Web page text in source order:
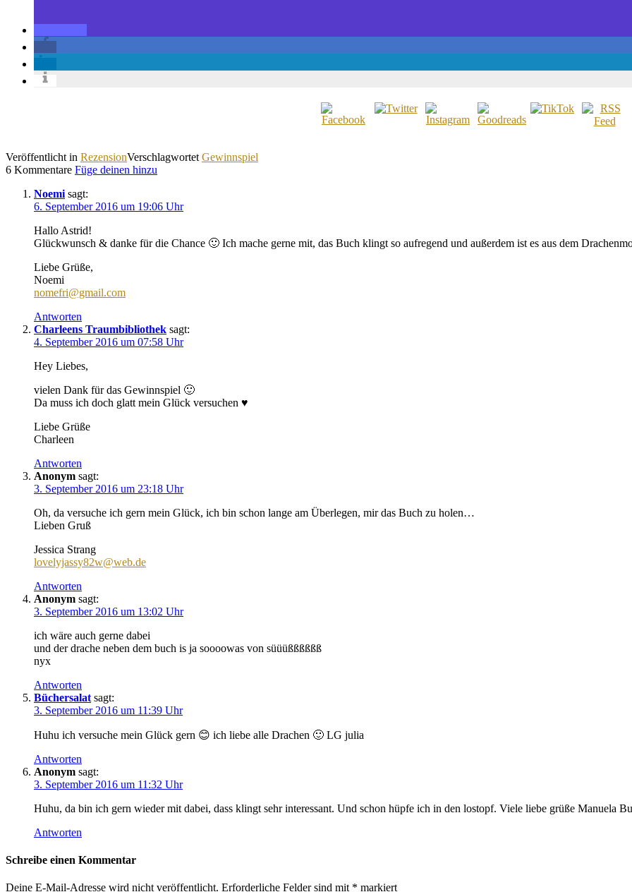
Veröffentlicht in RezensionVerschlagwortet Gewinnspiel
6 Kommentare Füge deinen hinzu
Noemi sagt:
6. September 2016 um 19:06 Uhr
Hallo Astrid!
Glückwunsch & danke für die Chance 🙂 Ich mache gerne mit, das Buch klingt so aufregend und außerdem ist es aus dem
Liebe Grüße,
Noemi
nomefri@gmail.com
Antworten
Charleens Traumbibliothek sagt:
4. September 2016 um 07:58 Uhr
Hey Liebes,
vielen Dank für das Gewinnspiel 🙂
Da muss ich doch glatt mein Glück versuchen ♥
Liebe Grüße
Charleen
Antworten
Anonym sagt:
3. September 2016 um 23:18 Uhr
Oh, da versuche ich gern mein Glück, ich bin schon lange am Überlegen, mir das Buch zu holen…
Lieben Gruß
Jessica Strang
lovelyjassy82w@web.de
Antworten
Anonym sagt:
3. September 2016 um 13:02 Uhr
ich wäre auch gerne dabei
und der drache neben dem buch is ja soooowas von süüüßßßßßß
nyx
Antworten
Büchersalat sagt:
3. September 2016 um 11:39 Uhr
Huhu ich versuche mein Glück gern 😊 ich liebe alle Drachen 🙂 LG julia
Antworten
Anonym sagt:
3. September 2016 um 11:32 Uhr
Huhu, da bin ich gern wieder mit dabei, dass klingt sehr interessant. Und schon hüpfe ich in den lostopf. Viele liebe grüße Manuela
Antworten
Schreibe einen Kommentar
Deine E-Mail-Adresse wird nicht veröffentlicht. Erforderliche Felder sind mit * markiert